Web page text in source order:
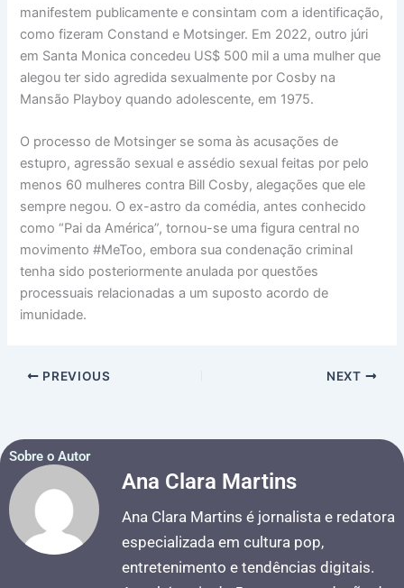
manifestem publicamente e consintam com a identificação,
como fizeram Constand e Motsinger. Em 2022, outro júri
em Santa Monica concedeu US$ 500 mil a uma mulher que
alegou ter sido agredida sexualmente por Cosby na
Mansão Playboy quando adolescente, em 1975.
O processo de Motsinger se soma às acusações de
estupro, agressão sexual e assédio sexual feitas por pelo
menos 60 mulheres contra Bill Cosby, alegações que ele
sempre negou. O ex-astro da comédia, antes conhecido
como “Pai da América”, tornou-se uma figura central no
movimento #MeToo, embora sua condenação criminal
tenha sido posteriormente anulada por questões
processuais relacionadas a um suposto acordo de
imunidade.
PREVIOUS NEXT
Sobre o Autor
Ana Clara Martins
Ana Clara Martins é jornalista e redatora
especializada em cultura pop,
entretenimento e tendências digitais.